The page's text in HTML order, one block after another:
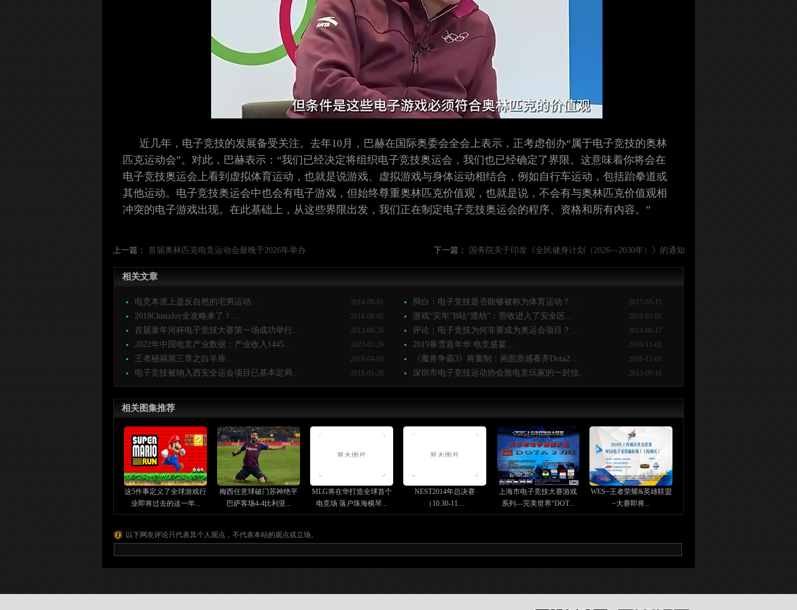
近几年，电子竞技的发展备受关注。去年10月，巴赫在国际奥委会全会上表示，正考虑创办“属于电子竞技的奥林
匹克运动会”。对此，巴赫表示：“我们已经决定将组织电子竞技奥运会，我们也已经确定了界限。这意味着你将会在
电子竞技奥运会上看到虚拟体育运动，也就是说游戏、虚拟游戏与身体运动相结合，例如自行车运动，包括跆拳道或
其他运动。电子竞技奥运会中也会有电子游戏，但始终尊重奥林匹克价值观，也就是说，不会有与奥林匹克价值观相
冲突的电子游戏出现。在此基础上，从这些界限出发，我们正在制定电子竞技奥运会的程序、资格和所有内容。”
上一篇： 首届奥林匹克电竞运动会最晚于2026年举办 下一篇： 国务院关于印发《全民健身计划（2026—2030年）》的通知
相关文章
2014-08-01
电竞本质上是反自然的宅男运动... 2017-03-15
辩白：电子竞技是否能够被称为体育运动？...
2018-08-02
2018ChinaJoy全攻略来了！... 2019-03-01
游戏“灾年”B站“渡劫”：营收进入了安全区...
2013-08-26
首届童年河杯电子竞技大赛第一场成功举行... 2014-08-17
评论：电子竞技为何非要成为奥运会项目？...
2023-01-29
2022年中国电竞产业数据：产业收入1445... 2019-11-01
2019暴雪嘉年华 电竞盛宴...
2019-04-03
王者秘籍第三章之白羊座... 2018-11-01
《魔兽争霸3》将重制：画面质感看齐Dota2...
2018-01-20
电子竞技被纳入西安全运会项目已基本定局... 2013-09-18
深圳市电子竞技运动协会致电竞玩家的一封信...
相关图集推荐
这5件事定义了全球游戏行
业即将过去的这一年...
梅西任意球破门苏神绝平
巴萨客场4-4比利亚...
MLG将在华打造全球首个
电竞场 落户珠海横琴...
NEST2014年总决赛
（10.30-11....
上海市电子竞技大赛游戏
系列—完美世界“DOT...
WES~王者荣耀&英雄联盟
~大赛即将...
以下网友评论只代表其个人观点，不代表本站的观点或立场。